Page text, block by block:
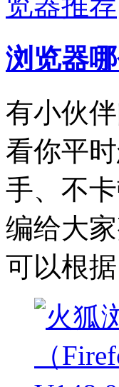
浏览器
有小伙
看你平
手、不
编给大
可以根